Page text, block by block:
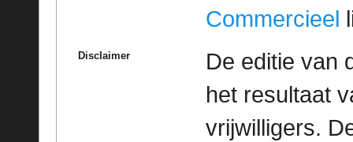
Commercieel
Disclaimer
De editie van
het resultaat
vrijwilligers.